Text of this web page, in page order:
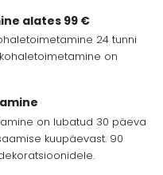
alates 99 €
24 tunni
on
on lubatud 30 päeva
kuupäevast. 90